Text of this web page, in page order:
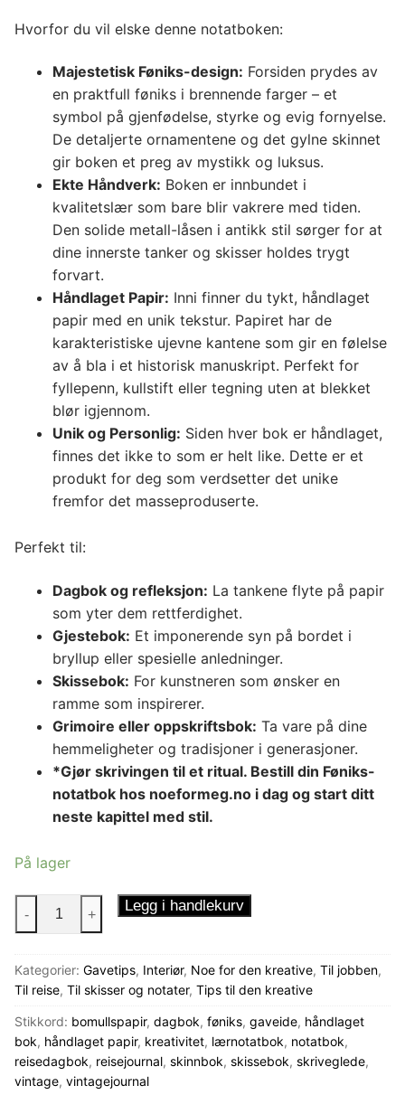
Hvorfor du vil elske denne notatboken:
Majestetisk Føniks-design: Forsiden prydes av
en praktfull føniks i brennende farger – et
symbol på gjenfødelse, styrke og evig fornyelse.
De detaljerte ornamentene og det gylne skinnet
gir boken et preg av mystikk og luksus.
Ekte Håndverk: Boken er innbundet i
kvalitetslær som bare blir vakrere med tiden.
Den solide metall-låsen i antikk stil sørger for at
dine innerste tanker og skisser holdes trygt
forvart.
Håndlaget Papir: Inni finner du tykt, håndlaget
papir med en unik tekstur. Papiret har de
karakteristiske ujevne kantene som gir en følelse
av å bla i et historisk manuskript. Perfekt for
fyllepenn, kullstift eller tegning uten at blekket
blør igjennom.
Unik og Personlig: Siden hver bok er håndlaget,
finnes det ikke to som er helt like. Dette er et
produkt for deg som verdsetter det unike
fremfor det masseproduserte.
Perfekt til:
Dagbok og refleksjon: La tankene flyte på papir
som yter dem rettferdighet.
Gjestebok: Et imponerende syn på bordet i
bryllup eller spesielle anledninger.
Skissebok: For kunstneren som ønsker en
ramme som inspirerer.
Grimoire eller oppskriftsbok: Ta vare på dine
hemmeligheter og tradisjoner i generasjoner.
*Gjør skrivingen til et ritual. Bestill din Føniks-
notatbok hos noeformeg.no i dag og start ditt
neste kapittel med stil.
På lager
Føniks
Håndlaget
antall
- + Legg i handlekurv
Kategorier: Gavetips, Interiør, Noe for den kreative, Til jobben,
Til reise, Til skisser og notater, Tips til den kreative
Stikkord: bomullspapir, dagbok, føniks, gaveide, håndlaget
bok, håndlaget papir, kreativitet, lærnotatbok, notatbok,
reisedagbok, reisejournal, skinnbok, skissebok, skriveglede,
vintage, vintagejournal